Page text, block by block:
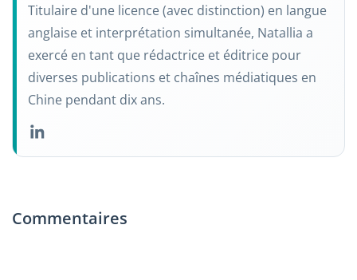
Titulaire d'une licence (avec distinction) en langue
anglaise et interprétation simultanée, Natallia a
exercé en tant que rédactrice et éditrice pour
diverses publications et chaînes médiatiques en
Chine pendant dix ans.
Commentaires